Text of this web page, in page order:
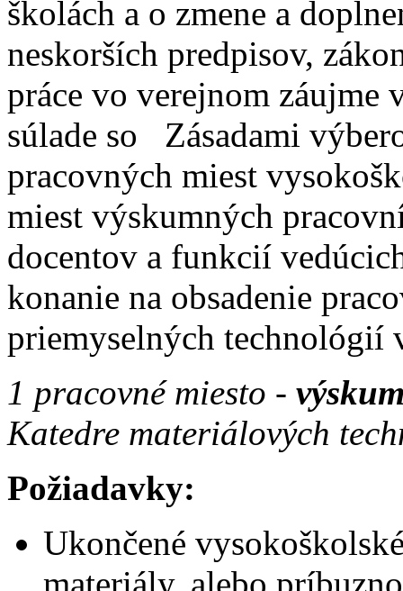
školách a o zmene a
neskorších predpisov,
práce vo verejnom záujme
súlade so Zásadami
pracovných miest
miest výskumných
docentov a funkcií
konanie na obsadenie
priemyselných technológií
1 pracovné miesto -
Katedre materiálových
Požiadavky:
Ukončené
materiály, alebo